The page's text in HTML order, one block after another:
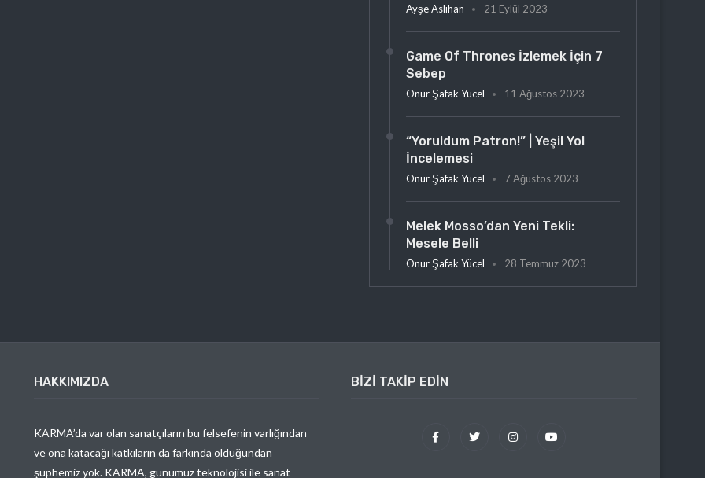
Ayşe Aslıhan 21 Eylül 2023
Game Of Thrones İzlemek İçin 7
Sebep
Onur Şafak Yücel 11 Ağustos 2023
“Yoruldum Patron!” | Yeşil Yol
İncelemesi
Onur Şafak Yücel 7 Ağustos 2023
Melek Mosso’dan Yeni Tekli:
Mesele Belli
Onur Şafak Yücel 28 Temmuz 2023
HAKKIMIZDA
KARMA’da var olan sanatçıların bu felsefenin varlığından
ve ona katacağı katkıların da farkında olduğundan
şüphemiz yok. KARMA, günümüz teknolojisi ile sanat
BIZI TAKIP EDIN